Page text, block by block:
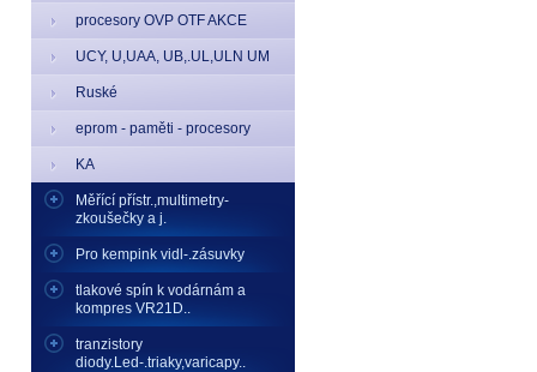
procesory OVP OTF AKCE
UCY, U,UAA, UB,.UL,ULN UM
Ruské
eprom - paměti - procesory
KA
Měřící přístr.,multimetry-
zkoušečky a j.
Pro kempink vidl-.zásuvky
tlakové spín k vodárnám a
kompres VR21D..
tranzistory
diody.Led-.triaky,varicapy..